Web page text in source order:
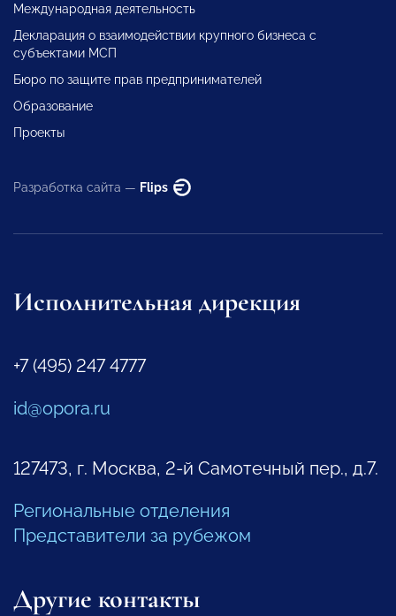
Международная деятельность
Декларация о взаимодействии крупного бизнеса с
субъектами МСП
Бюро по защите прав предпринимателей
Образование
Проекты
Разработка сайта — Flips
Исполнительная дирекция
+7 (495) 247 4777
id@opora.ru
127473, г. Москва, 2-й Самотечный пер., д.7.
Региональные отделения
Представители за рубежом
Другие контакты